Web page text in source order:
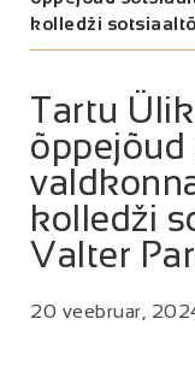
kolledži
Tartu
kolledži
Valter
20 veebruar,